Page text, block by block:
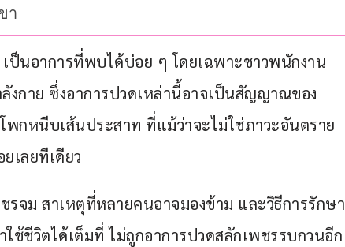
า
เป็นอาการที่พบได้บ่อย ๆ โดยเฉพาะชาวพนักงาน
กาย ซึ่งอาการปวดเหล่านี้อาจเป็นสัญญาณของ
พกหนีบเส้นประสาท ที่แม้ว่าจะไม่ใช่ภาวะอันตราย
เลยทีเดียว
จม สาเหตุที่หลายคนอาจมองข้าม และวิธีการรักษา
ช้ชีวิตได้เต็มที่ ไม่ถูกอาการปวดสลักเพชรรบกวนอีก